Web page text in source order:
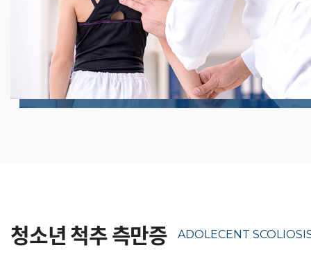
청소년 척추 측만증 ADOLECENT